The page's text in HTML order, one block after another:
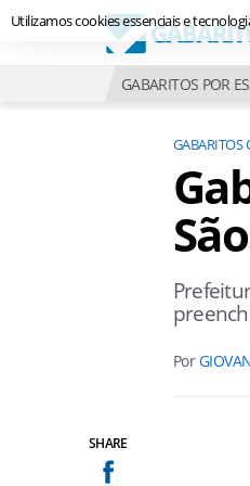
GABARITOS POR
SHARE
GABARITOS
Por
Utilizamos cookies essenciais e